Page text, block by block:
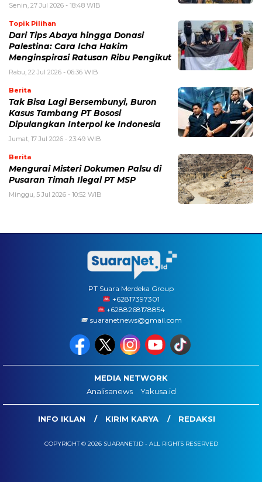
Senin, 27 Jul 2026 - 18:48 WIB
Topik Pilihan
Dari Tips Abaya hingga Donasi
Palestina: Cara Icha Hakim
Menginspirasi Ratusan Ribu Pengikut
Rabu, 22 Jul 2026 - 06:36 WIB
Berita
Tak Bisa Lagi Bersembunyi, Buron
Kasus Tambang PT Bososi
Dipulangkan Interpol ke Indonesia
Jumat, 17 Jul 2026 - 23:49 WIB
Berita
Mengurai Misteri Dokumen Palsu di
Pusaran Timah Ilegal PT MSP
Minggu, 5 Jul 2026 - 10:52 WIB
PT Suara Merdeka Group
‪+62817397301
+6288268178854
suaranetnews@gmail.com
MEDIA NETWORK
Analisanews
Yakusa.id
INFO IKLAN KIRIM KARYA REDAKSI
COPYRIGHT © 2026 SUARANET.ID - ALL RIGHTS RESERVED